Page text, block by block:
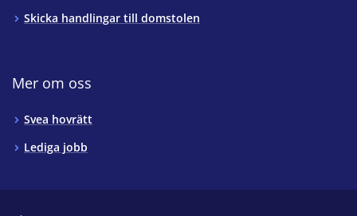
Skicka handlingar till domstolen
Mer om oss
Svea hovrätt
Lediga jobb